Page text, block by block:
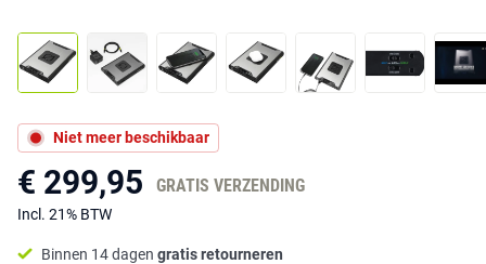
Niet meer beschikbaar
€ 299,95 GRATIS VERZENDING
Incl. 21% BTW
Binnen 14 dagen gratis retourneren